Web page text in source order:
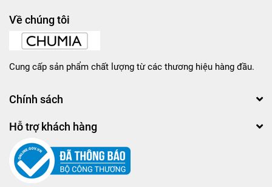
Về chúng tôi
Cung cấp sản phẩm chất lượng từ các thương hiệu hàng đầu.
Chính sách
Hỗ trợ khách hàng